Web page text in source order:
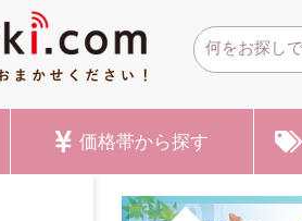
価格帯から探す